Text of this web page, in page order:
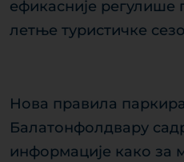
ефикасније
летње туристичке
Нова правила
Балатонфолдвару
информације како за